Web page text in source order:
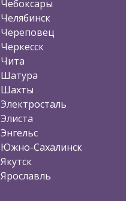
Чебоксары
Челябинск
Череповец
Черкесск
Чита
Шатура
Шахты
Электросталь
Элиста
Энгельс
Южно-Сахалинск
Якутск
Ярославль